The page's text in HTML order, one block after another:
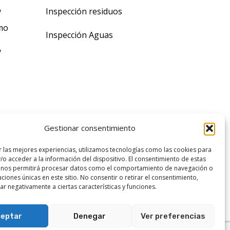
Gestionar consentimiento
las mejores experiencias, utilizamos tecnologías como las cookies para
o acceder a la información del dispositivo. El consentimiento de estas
permitirá procesar datos como el comportamiento de navegación o
únicas en este sitio. No consentir o retirar el consentimiento,
negativamente a ciertas características y funciones.
Denegar Ver preferencias
Inspección residuos
Inspección Aguas
Aviso Legal Política de cookies